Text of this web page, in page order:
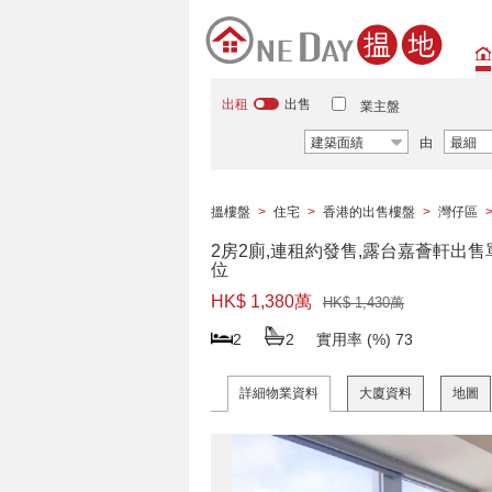
出租 出售 業主盤
建築面績 由 最細
搵樓盤 > 住宅 > 香港的出售樓盤 > 灣仔區 >
2房2廁,連租約發售,露台嘉薈軒出售
位
HK$ 1,380萬
HK$ 1,430萬
2 2 實用率 (%) 73
詳細物業資料 大廈資料 地圖